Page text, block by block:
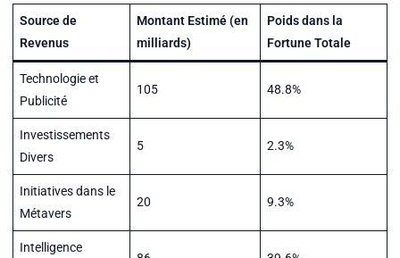
Source de
Revenus
Montant Estimé (en
milliards)
Poids dans la
Fortune Totale
Technologie et
Publicité
105 48.8%
Investissements
Divers
5 2.3%
Initiatives dans le
Métavers
20 9.3%
Intelligence